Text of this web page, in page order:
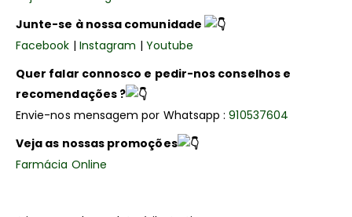
Junte-se à nossa comunidade
Facebook | Instagram | Youtube
Quer falar connosco e pedir-nos conselhos e
recomendações ?
Envie-nos mensagem por Whatsapp : 910537604
Veja as nossas promoções
Farmácia Online